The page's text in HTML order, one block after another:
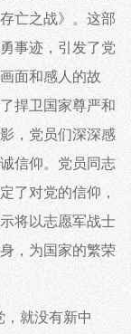
亡之战》。这部
事迹，引发了党
面和感人的故
捍卫国家尊严和
，党员们深深感
信仰。党员同志
了对党的信仰，
将以志愿军战士
，为国家的繁荣
就没有新中